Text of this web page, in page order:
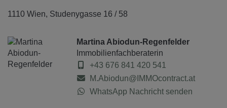
1110 Wien, Studenygasse 16 / 58
Martina Abiodun-Regenfelder
Immobilienfachberaterin
+43 676 841 420 541
M.Abiodun@IMMOcontract.at
WhatsApp Nachricht senden